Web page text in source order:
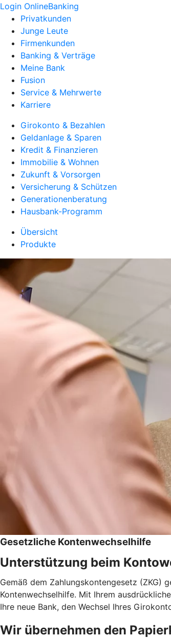
Login OnlineBanking
Privatkunden
Junge Leute
Firmenkunden
Banking & Verträge
Meine Bank
Fusion
Service & Mehrwerte
Karriere
Girokonto & Bezahlen
Geldanlage & Sparen
Kredit & Finanzieren
Immobilie & Wohnen
Zukunft & Vorsorgen
Versicherung & Schützen
Generationenberatung
Hausbank-Programm
Übersicht
Produkte
Gesetzliche Kontenwechselhilfe
Unterstützung beim
Gemäß dem Zahlungskontengesetz (ZKG)
Kontenwechselhilfe. Mit Ihrem
Ihre neue Bank, den Wechsel Ihres
Wir übernehmen den